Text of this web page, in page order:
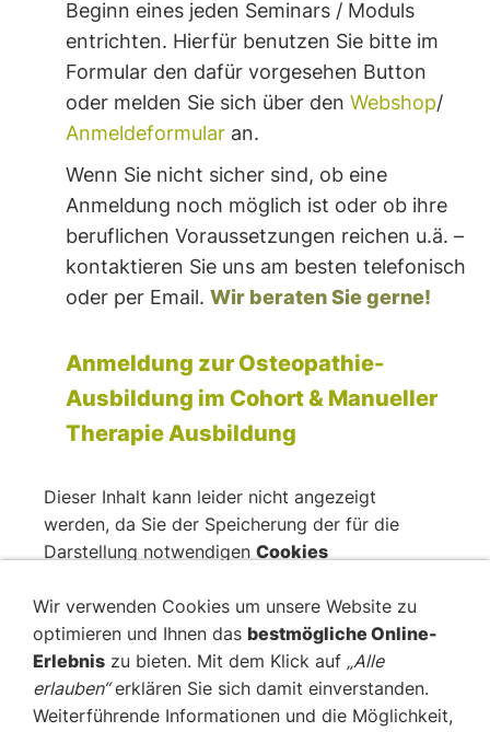
Beginn eines jeden Seminars / Moduls
entrichten. Hierfür benutzen Sie bitte im
Formular den dafür vorgesehen Button
oder melden Sie sich über den Webshop/
Anmeldeformular an.
Wenn Sie nicht sicher sind, ob eine
Anmeldung noch möglich ist oder ob ihre
beruflichen Voraussetzungen reichen u.ä. –
kontaktieren Sie uns am besten telefonisch
oder per Email. Wir beraten Sie gerne!
Anmeldung zur Osteopathie-
Ausbildung im Cohort & Manueller
Therapie Ausbildung
Dieser Inhalt kann leider nicht angezeigt
werden, da Sie der Speicherung der für die
Darstellung notwendigen Cookies
Datenschutzerklärung, um Ihre Cookie-
Präferenzen anzupassen .
Diesen Cookie zulassen
Wir verwenden Cookies um unsere Website zu
optimieren und Ihnen das bestmögliche Online-
Erlebnis zu bieten. Mit dem Klick auf „Alle
erlauben“erklären Sie sich damit einverstanden.
Weiterführende Informationen und die Möglichkeit,